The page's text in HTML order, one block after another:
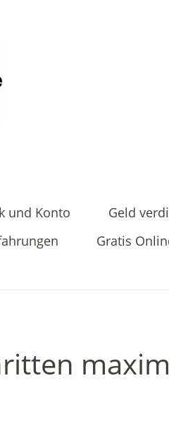
und Konto Geld
Gratis